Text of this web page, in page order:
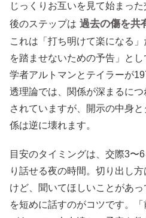
じっくりお互いを見て始まっ
後のステップは 過去の傷を共
これは「打ち明けて楽になる
を踏ませないための予告」と
学者アルトマンとテイラーが
透理論では、関係が深まるに
されていますが、開示の中身
係は逆に壊れます。
目安のタイミングは、交際3〜
り話せる夜の時間。切り出し
けど、聞いてほしいことがあ
を短めに話すのがコツです。